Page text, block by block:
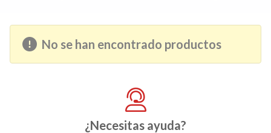
No se han encontrado productos
¿Necesitas ayuda?